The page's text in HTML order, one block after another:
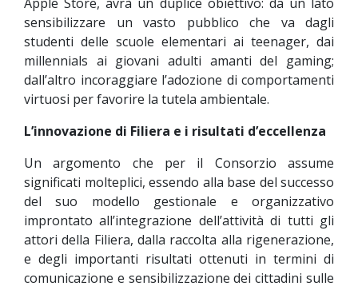
sensibilizzare un vasto pubblico che va dagli
studenti delle scuole elementari ai teenager, dai
millennials ai giovani adulti amanti del gaming;
dall’altro incoraggiare l’adozione di comportamenti
virtuosi per favorire la tutela ambientale.
L’innovazione di Filiera e i risultati d’eccellenza
Un argomento che per il Consorzio assume
significati molteplici, essendo alla base del successo
del suo modello gestionale e organizzativo
improntato all’integrazione dell’attività di tutti gli
attori della Filiera, dalla raccolta alla rigenerazione,
e degli importanti risultati ottenuti in termini di
comunicazione e sensibilizzazione dei cittadini sulle